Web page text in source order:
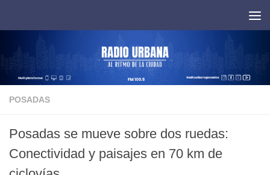
POSADAS
Posadas se mueve sobre dos ruedas:
Conectividad y paisajes en 70 km de